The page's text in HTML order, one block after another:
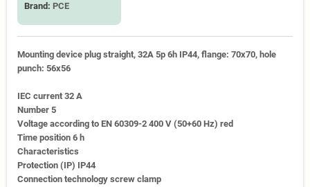
Brand: PCE
Mounting device plug straight, 32A 5p 6h IP44, flange: 70x70, hole
punch: 56x56
IEC current 32 A
Number 5
Voltage according to EN 60309-2 400 V (50+60 Hz) red
Time position 6 h
Characteristics
Protection (IP) IP44
Connection technology screw clamp